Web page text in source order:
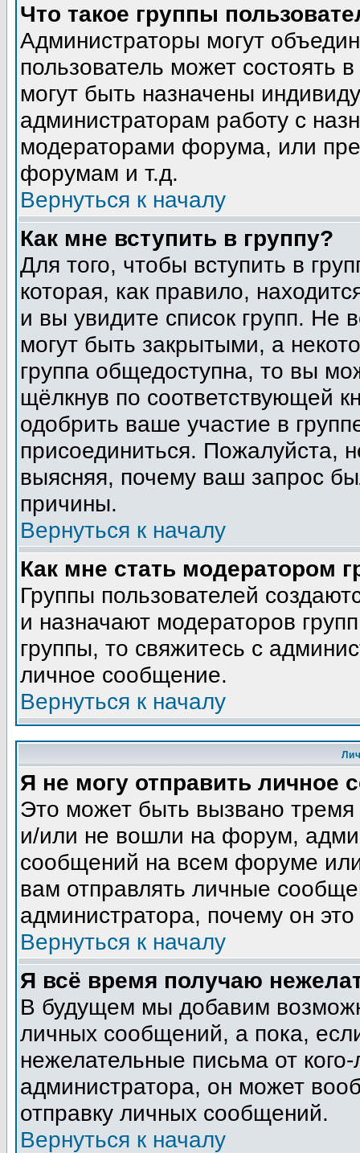
Что такое группы
Администраторы могут
пользователь может состоять
могут быть назначены
администраторам работу с
модераторами форума, или
форумам и т.д.
Вернуться к началу
Как мне вступить в группу?
Для того, чтобы вступить в
которая, как правило,
и вы увидите список групп. Не
могут быть закрытыми, а
группа общедоступна, то вы
щёлкнув по соответствующей
одобрить ваше участие в
присоединиться. Пожалуйста,
выясняя, почему ваш запрос
причины.
Вернуться к началу
Как мне стать модератором
Группы пользователей
и назначают модераторов
группы, то свяжитесь с
личное сообщение.
Вернуться к началу
Я не могу отправить личное
Это может быть вызвано
и/или не вошли на форум,
сообщений на всем форуме
вам отправлять личные
администратора, почему он
Вернуться к началу
Я всё время получаю
В будущем мы добавим
личных сообщений, а пока,
нежелательные письма от
администратора, он может
отправку личных сообщений.
Вернуться к началу